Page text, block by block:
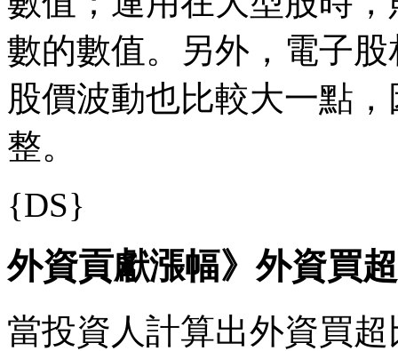
數的數值。另外，電子
股價波動也比較大一點
整。
{DS}
外資貢獻漲幅》外資買
當投資人計算出外資買